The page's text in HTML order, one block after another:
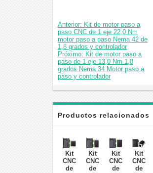
Anterior: Kit de motor paso a
paso CNC de 1 eje 22,0 Nm
motor paso a paso Nema 42 de
1,8 grados y controlador
Próximo: Kit de motor paso a
paso de 1 eje 13,0 Nm 1,8
grados Nema 34 Motor paso a
paso y controlador
Productos relacionados
Kit
CNC
de
Kit
CNC
de
Kit
CNC
de
Kit
CNC
de